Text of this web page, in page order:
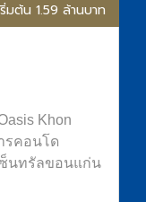
ริ่มต้น 1.59 ล้านบาท
Khon
รคอนโด
นทรัลขอนแก่น